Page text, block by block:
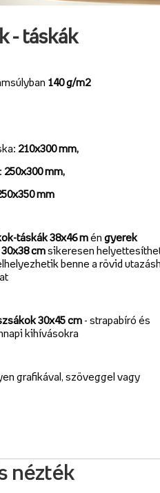
- táskák
140 g/m2
210x300 mm,
250x300 mm,
mm
táskák 38x46 mén gyerek
cmsikeresen
benne a rövid
30x45 cm - strapabíró és
kihívásokra
grafikával, szöveggel vagy
nézték